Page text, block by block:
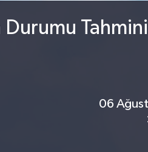
Durumu Tahmini
06